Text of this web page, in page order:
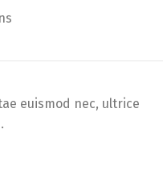
euismod nec, ultrice